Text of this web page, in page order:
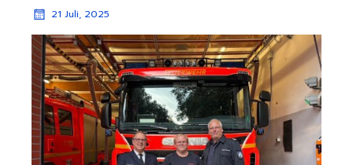
21 Juli, 2025